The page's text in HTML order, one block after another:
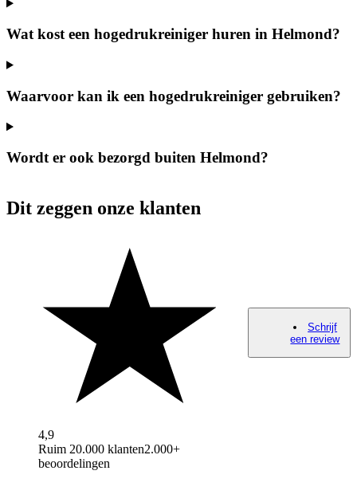
Wat kost een hogedrukreiniger huren in Helmond?
Waarvoor kan ik een hogedrukreiniger gebruiken?
Wordt er ook bezorgd buiten Helmond?
Dit zeggen onze klanten
4,9
Ruim 20.000 klanten2.000+
beoordelingen
Schrijf
een review